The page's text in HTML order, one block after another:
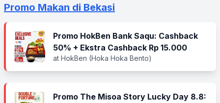
Promo Makan di Bekasi
Promo HokBen Bank Saqu: Cashback
50% + Ekstra Cashback Rp 15.000
at HokBen (Hoka Hoka Bento)
Promo The Misoa Story Lucky Day 8.8: